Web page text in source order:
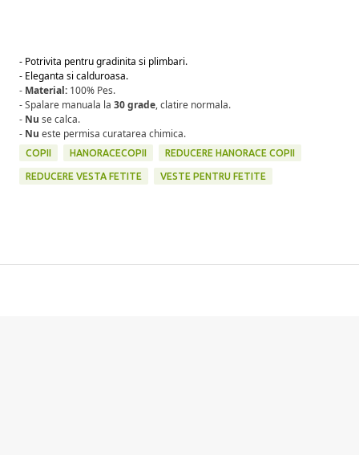
- Potrivita pentru gradinita si plimbari.
- Eleganta si calduroasa.
- Material: 100% Pes.
- Spalare manuala la 30 grade, clatire normala.
- Nu se calca.
- Nu este permisa curatarea chimica.
COPII HANORACECOPII REDUCERE HANORACE COPII
REDUCERE VESTA FETITE VESTE PENTRU FETITE